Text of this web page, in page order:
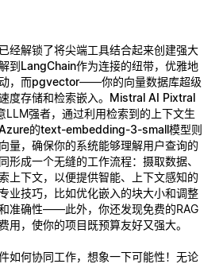
经解锁了将尖端工具结合起来创建强大
到LangChain作为连接的纽带，优雅地
，而pgvector——你的向量数据库超级
存储和检索嵌入。 Mistral AI Pixtral
LLM强者，通过利用检索到的上下文生
的text-embedding-3-small模型则
量，确保你的系统能够理解用户查询的
形成一个无缝的工作流程：摄取数据、
上下文，以便提供智能、上下文感知的
业技巧，比如优化嵌入的块大小和调整
准确性——此外，你还发现免费的RAG
用，使你的项目既预算友好又强大。
如何协同工作，想象一下可能性！无论